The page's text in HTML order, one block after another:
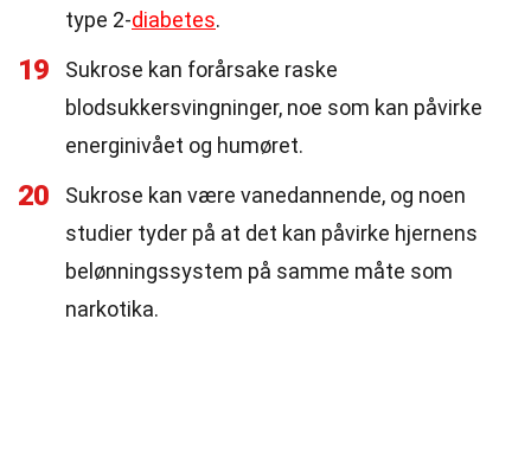
type 2-diabetes.
19
Sukrose kan forårsake raske
blodsukkersvingninger, noe som kan påvirke
energinivået og humøret.
20
Sukrose kan være vanedannende, og noen
studier tyder på at det kan påvirke hjernens
belønningssystem på samme måte som
narkotika.